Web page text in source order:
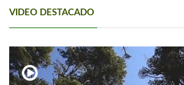
VIDEO DESTACADO